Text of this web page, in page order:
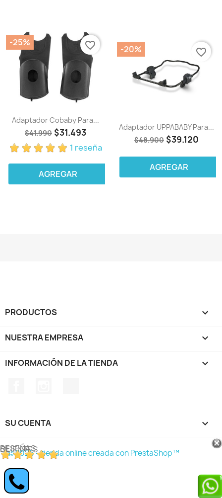
Adaptador Cobaby Para...
$41.990 $31.493
1 reseña
-25%
AGREGAR
favorite_border
Adaptador UPPABABY Para...
$48.900 $39.120
-20%
AGREGAR
favorite_border
PRODUCTOS 
NUESTRA EMPRESA 
INFORMACIÓN DE LA TIENDA keyboard_arrow_down
SU CUENTA 
RESEÑAS DE CLIENTES
© 2026 - tienda online creada con PrestaShop™